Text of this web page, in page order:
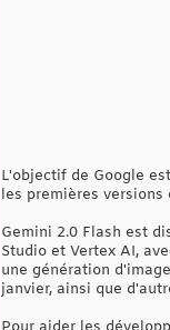
L'objectif de Google
les premières
Gemini 2.0 Flash est
Studio et Vertex AI,
une génération
janvier, ainsi que